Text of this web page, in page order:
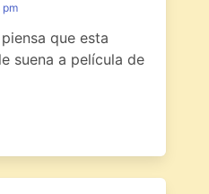
pm
que esta
suena a película de